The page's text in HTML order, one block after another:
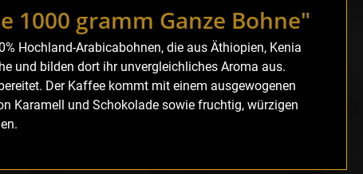
gramm Ganze Bohne"
Hochland-Arabicabohnen, die aus Äthiopien, Kenia
und bilden dort ihr unvergleichliches Aroma aus.
Der Kaffee kommt mit einem ausgewogenen
Karamell und Schokolade sowie fruchtig, würzigen